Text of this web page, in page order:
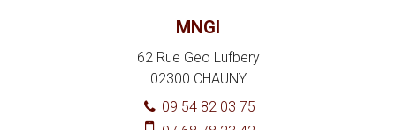
MNGI
62 Rue Geo Lufbery
02300 CHAUNY
09 54 82 03 75